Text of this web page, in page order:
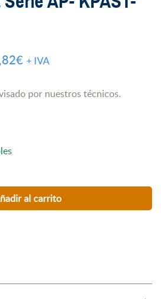
€ El
actual
+ IVA
por nuestros técnicos.
al carrito